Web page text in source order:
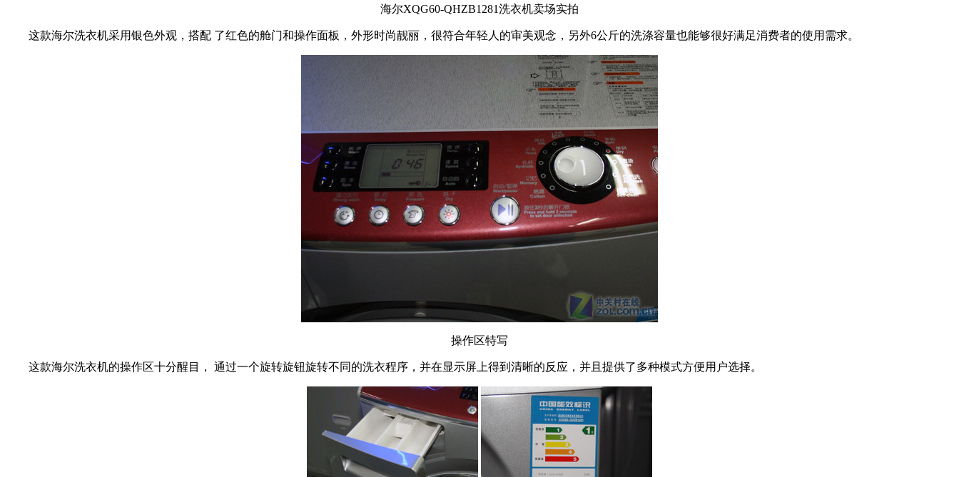
海尔XQG60-QHZB1281洗衣机卖场实拍
这款海尔洗衣机采用银色外观，搭配 了红色的舱门和操作面板，外形时尚靓丽，很符合年轻人的审美观念，另外6公斤的洗涤容量也能够很好满足消费者的使用需求。
操作区特写
这款海尔洗衣机的操作区十分醒目， 通过一个旋转旋钮旋转不同的洗衣程序，并在显示屏上得到清晰的反应，并且提供了多种模式方便用户选择。